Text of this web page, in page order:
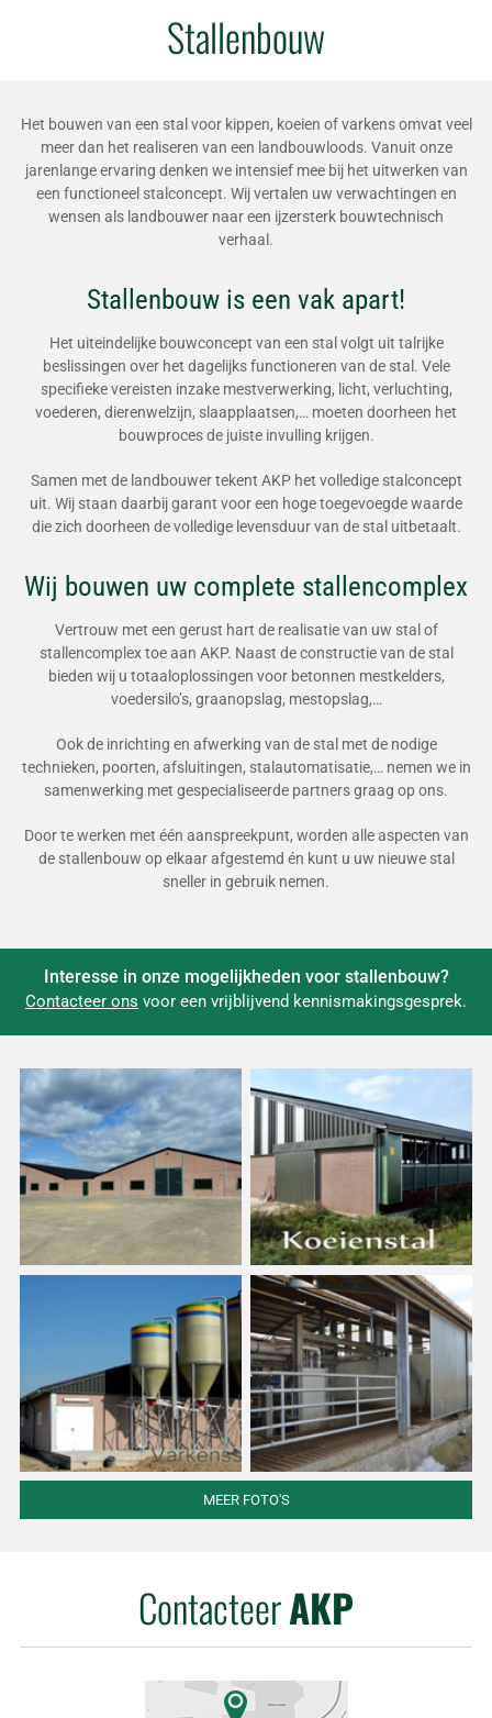
Stallenbouw
Het bouwen van een stal voor kippen, koeien of varkens omvat veel
meer dan het realiseren van een landbouwloods. Vanuit onze
jarenlange ervaring denken we intensief mee bij het uitwerken van
een functioneel stalconcept. Wij vertalen uw verwachtingen en
wensen als landbouwer naar een ijzersterk bouwtechnisch
verhaal.
Stallenbouw is een vak apart!
Het uiteindelijke bouwconcept van een stal volgt uit talrijke
beslissingen over het dagelijks functioneren van de stal. Vele
specifieke vereisten inzake mestverwerking, licht, verluchting,
voederen, dierenwelzijn, slaapplaatsen,… moeten doorheen het
bouwproces de juiste invulling krijgen.
Samen met de landbouwer tekent AKP het volledige stalconcept
uit. Wij staan daarbij garant voor een hoge toegevoegde waarde
die zich doorheen de volledige levensduur van de stal uitbetaalt.
Wij bouwen uw complete stallencomplex
Vertrouw met een gerust hart de realisatie van uw stal of
stallencomplex toe aan AKP. Naast de constructie van de stal
bieden wij u totaaloplossingen voor betonnen mestkelders,
voedersilo’s, graanopslag, mestopslag,…
Ook de inrichting en afwerking van de stal met de nodige
technieken, poorten, afsluitingen, stalautomatisatie,… nemen we in
samenwerking met gespecialiseerde partners graag op ons.
Door te werken met één aanspreekpunt, worden alle aspecten van
de stallenbouw op elkaar afgestemd én kunt u uw nieuwe stal
sneller in gebruik nemen.
Interesse in onze mogelijkheden voor stallenbouw?
Contacteer ons voor een vrijblijvend kennismakingsgesprek.
MEER FOTO'S
ContacteerAKP